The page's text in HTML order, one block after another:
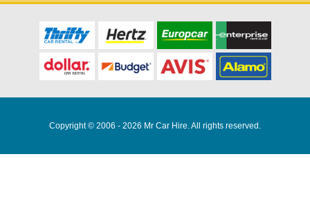
Copyright © 2006 - 2026 Mr Car Hire. All rights reserved.